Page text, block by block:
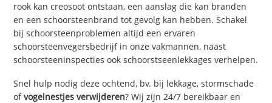
rook kan creosoot ontstaan, een aanslag die kan branden
en een schoorsteenbrand tot gevolg kan hebben. Schakel
bij schoorsteenproblemen altijd een ervaren
schoorsteenvegersbedrijf in onze vakmannen, naast
schoorsteeninspecties ook schoorstseenlekkages verhelpen.
Snel hulp nodig deze ochtend, bv. bij lekkage, stormschade
ofvogelnestjes verwijderen? Wij zijn 24/7 bereikbaar en